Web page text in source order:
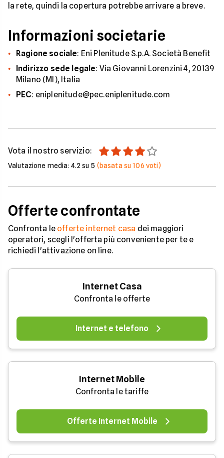
la rete, quindi la copertura potrebbe arrivare a breve.
Informazioni societarie
Ragione sociale: Eni Plenitude S.p.A. Società Benefit
Indirizzo sede legale: Via Giovanni Lorenzini 4, 20139
Milano (MI), Italia
PEC: eniplenitude@pec.eniplenitude.com
Vota il nostro servizio:
Valutazione media: 4.2 su 5 (basata su106 voti)
Offerte confrontate
Confronta le offerte internet casa dei maggiori
operatori, scegli l'offerta più conveniente per te e
richiedi l'attivazione on line.
Internet Casa
Confronta le offerte
Internet e telefono
Internet Mobile
Confronta le tariffe
Offerte Internet Mobile